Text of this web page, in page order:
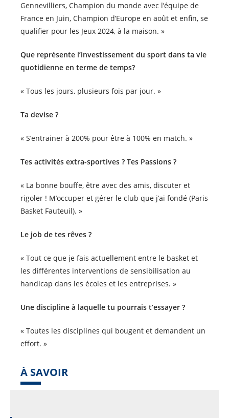
Gennevilliers, Champion du monde avec l’équipe de
France en Juin, Champion d’Europe en août et enfin, se
qualifier pour les Jeux 2024, à la maison. »
Que représente l’investissement du sport dans ta vie
quotidienne en terme de temps?
« Tous les jours, plusieurs fois par jour. »
Ta devise ?
« S’entrainer à 200% pour être à 100% en match. »
Tes activités extra-sportives ? Tes Passions ?
« La bonne bouffe, être avec des amis, discuter et
rigoler ! M’occuper et gérer le club que j’ai fondé (Paris
Basket Fauteuil). »
Le job de tes rêves ?
« Tout ce que je fais actuellement entre le basket et
les différentes interventions de sensibilisation au
handicap dans les écoles et les entreprises. »
Une discipline à laquelle tu pourrais t’essayer ?
« Toutes les disciplines qui bougent et demandent un
effort. »
À SAVOIR